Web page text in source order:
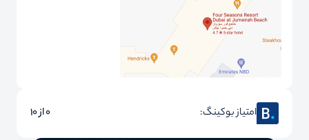
امتیاز بوکینگ: 0 از 10